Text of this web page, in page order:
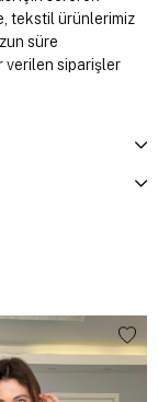
tekstil ürünlerimiz
süre
verilen siparişler